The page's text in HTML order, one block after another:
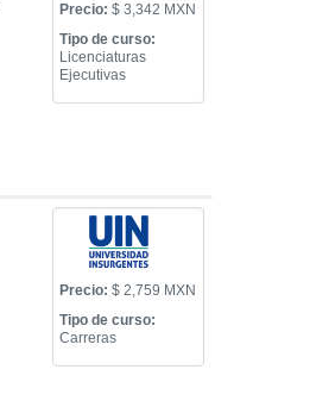
Precio: $ 3,342 MXN
Tipo de curso:
Licenciaturas
Ejecutivas
Precio: $ 2,759 MXN
Tipo de curso:
Carreras